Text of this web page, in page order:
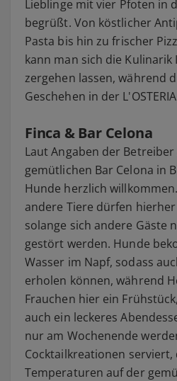
Lieblinge mit vier Pfoten in
begrüßt. Von köstlicher
Pasta bis hin zu frischer
kann man sich die Kulinarik
zergehen lassen, während
Geschehen in der
Finca & Bar Celona
Laut Angaben der
gemütlichen Bar Celona in
Hunde herzlich
andere Tiere dürfen
solange sich andere Gäste
gestört werden. Hunde
Wasser im Napf, sodass
erholen können, während
Frauchen hier ein
auch ein leckeres
nur am Wochenende
Cocktailkreationen
Temperaturen auf der